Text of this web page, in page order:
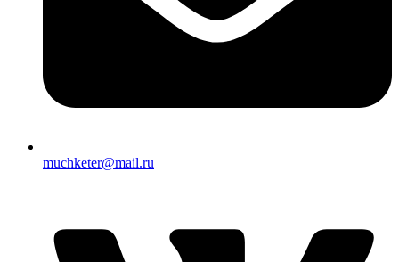
muchketer@mail.ru